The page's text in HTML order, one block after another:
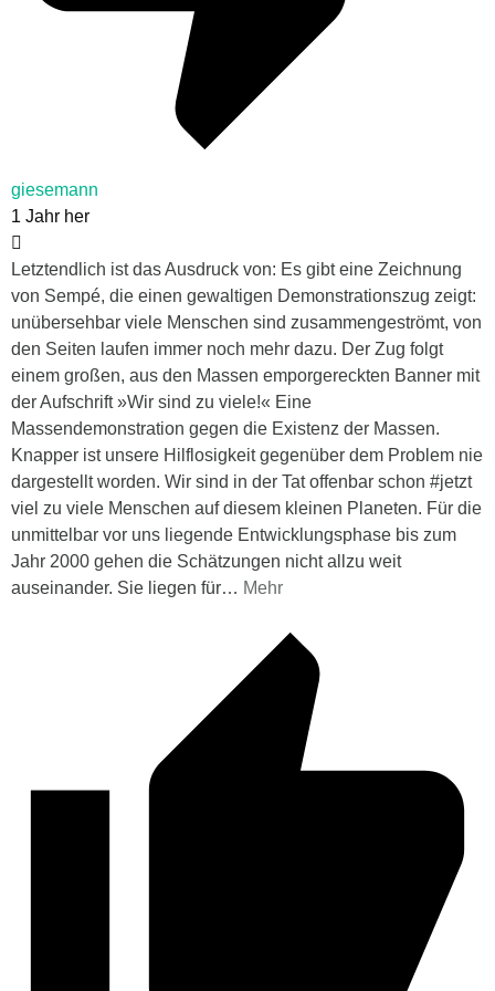
giesemann
1 Jahr her
Letztendlich ist das Ausdruck von: Es gibt eine Zeichnung
von Sempé, die einen gewaltigen Demonstrationszug zeigt:
unübersehbar viele Menschen sind zusammengeströmt, von
den Seiten laufen immer noch mehr dazu. Der Zug folgt
einem großen, aus den Massen emporgereckten Banner mit
der Aufschrift »Wir sind zu viele!« Eine
Massendemonstration gegen die Existenz der Massen.
Knapper ist unsere Hilflosigkeit gegenüber dem Problem nie
dargestellt worden. Wir sind in der Tat offenbar schon #jetzt
viel zu viele Menschen auf diesem kleinen Planeten. Für die
unmittelbar vor uns liegende Entwicklungsphase bis zum
Jahr 2000 gehen die Schätzungen nicht allzu weit
auseinander. Sie liegen für… Mehr